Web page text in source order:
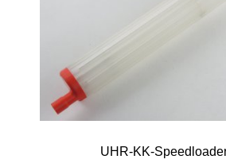
UHR-KK-